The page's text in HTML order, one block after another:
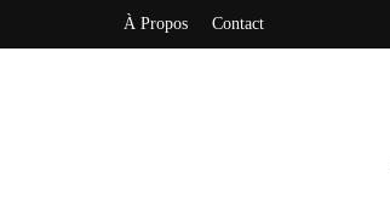
À Propos Contact